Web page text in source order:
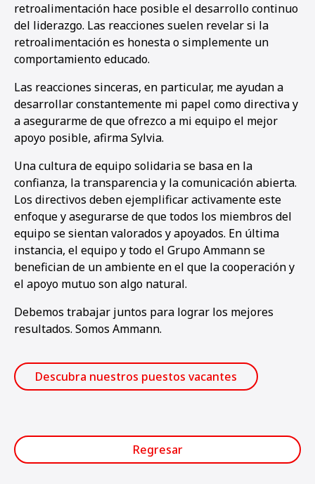
retroalimentación hace posible el desarrollo continuo
del liderazgo. Las reacciones suelen revelar si la
retroalimentación es honesta o simplemente un
comportamiento educado.
Las reacciones sinceras, en particular, me ayudan a
desarrollar constantemente mi papel como directiva y
a asegurarme de que ofrezco a mi equipo el mejor
apoyo posible, afirma Sylvia.
Una cultura de equipo solidaria se basa en la
confianza, la transparencia y la comunicación abierta.
Los directivos deben ejemplificar activamente este
enfoque y asegurarse de que todos los miembros del
equipo se sientan valorados y apoyados. En última
instancia, el equipo y todo el Grupo Ammann se
benefician de un ambiente en el que la cooperación y
el apoyo mutuo son algo natural.
Debemos trabajar juntos para lograr los mejores
resultados. Somos Ammann.
Descubra nuestros puestos vacantes
Regresar